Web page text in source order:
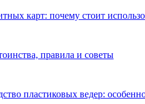
карт: почему стоит
правила и советы
пластиковых ведер: